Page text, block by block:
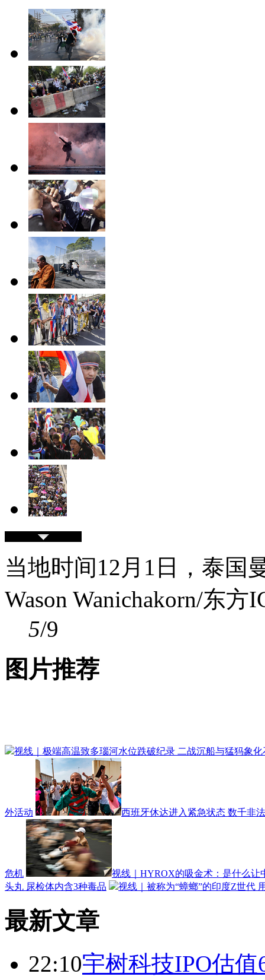
当地时间12月1日，泰国
Wason Wanichakorn/东方
5/9
图片推荐
视线｜极端高温致多瑙河水位跌破纪录 二战沉船与猛犸象
外活动 西班牙休达进入紧急状态 数千非
危机
视线｜HYROX的吸金术：是什么让
头丸 尿检体内含3种毒品
视线｜被称为“蟑螂”的印度Z世代
最新文章
22:10宇树科技IPO估值